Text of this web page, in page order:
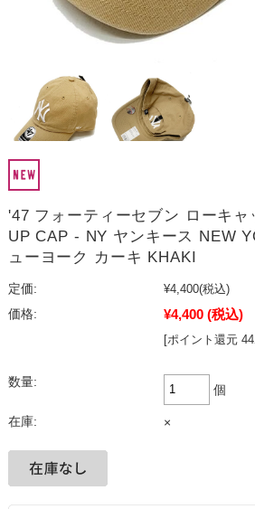
'47 フォーティーセブン ローキャ
UP CAP - NY ヤンキース NEW
ューヨーク カーキ KHAKI
定価: ¥4,400(税込)
価格:
¥4,400 (税込)
[ポイント還元
数量:
個
在庫: ×